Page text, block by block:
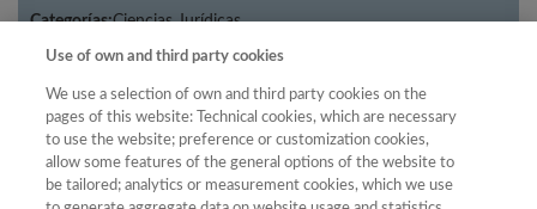
Categorías:Ciencias Jurídicas
Año
Año Filtrar
Use of own and third party cookies
We use a selection of own and third party cookies on the
pages of this website: Technical cookies, which are necessary
to use the website; preference or customization cookies,
allow some features of the general options of the website to
be tailored; analytics or measurement cookies, which we use